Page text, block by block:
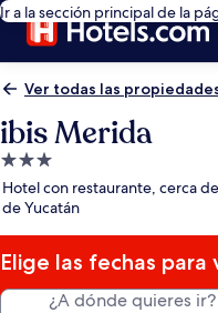
Ir a la sección principal de la
Ver todas las
ibis Merida
Propiedad
de
3.0
estrellas
Hotel con restaurante, cerca
de Yucatán
Elige las fechas para
¿A dónde quieres ir?